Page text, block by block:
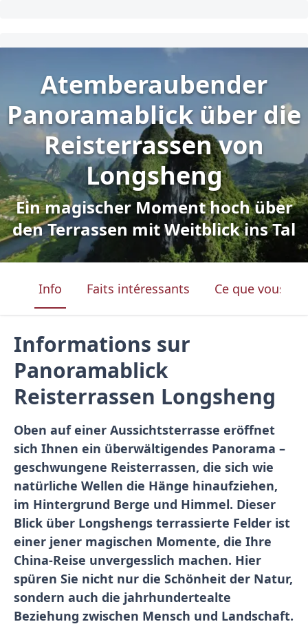
Atemberaubender
Panoramablick über die
Reisterrassen von
Longsheng
Ein magischer Moment hoch über
den Terrassen mit Weitblick ins Tal
Info Faits intéressants Ce que vous
Informations sur
Panoramablick
Reisterrassen Longsheng
Oben auf einer Aussichtsterrasse eröffnet
sich Ihnen ein überwältigendes Panorama –
geschwungene Reisterrassen, die sich wie
natürliche Wellen die Hänge hinaufziehen,
im Hintergrund Berge und Himmel. Dieser
Blick über Longshengs terrassierte Felder ist
einer jener magischen Momente, die Ihre
China-Reise unvergesslich machen. Hier
spüren Sie nicht nur die Schönheit der Natur,
sondern auch die jahrhundertealte
Beziehung zwischen Mensch und Landschaft.